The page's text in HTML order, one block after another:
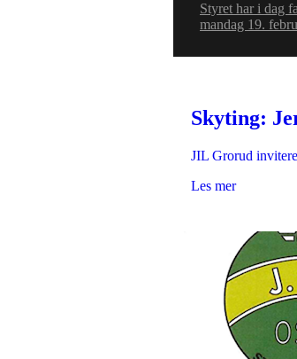
Styret har i dag
mandag 19.
Skyting:
JIL Grorud
Les mer